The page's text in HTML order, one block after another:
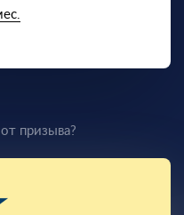
призыва?